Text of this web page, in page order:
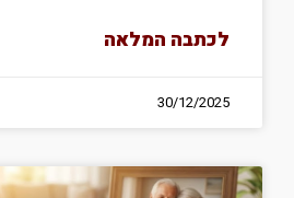
לכתבה המלאה
30/12/2025